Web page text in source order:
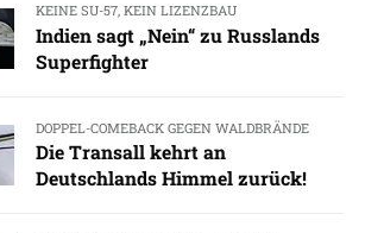
KEINE SU-57, KEIN LIZENZBAU
Indien sagt „Nein“ zu Russlands
Superfighter
DOPPEL-COMEBACK GEGEN WALDBRÄNDE
Die Transall kehrt an
Deutschlands Himmel zurück!